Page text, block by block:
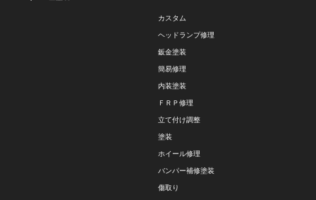
カスタム
ヘッドランプ修理
鈑金塗装
簡易修理
内装塗装
ＦＲＰ修理
立て付け調整
塗装
ホイール修理
バンパー補修塗装
傷取り